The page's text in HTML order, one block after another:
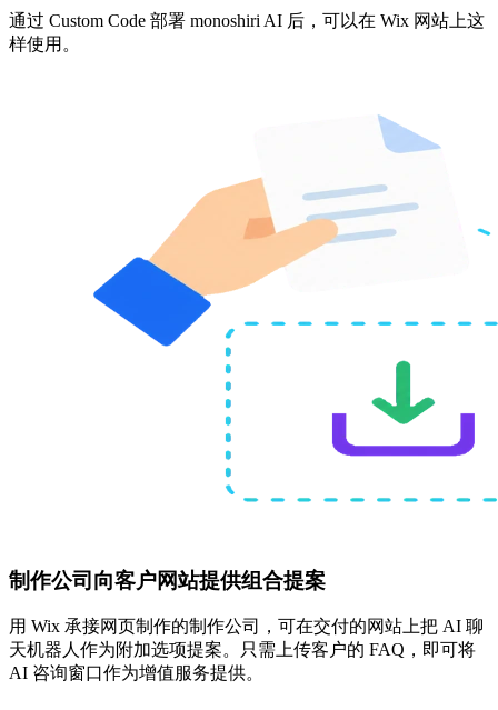
通过 Custom Code 部署 monoshiri AI 后，可以在 Wix 网站上这
样使用。
制作公司向客户网站提供组合提案
用 Wix 承接网页制作的制作公司，可在交付的网站上把 AI 聊
天机器人作为附加选项提案。只需上传客户的 FAQ，即可将
AI 咨询窗口作为增值服务提供。